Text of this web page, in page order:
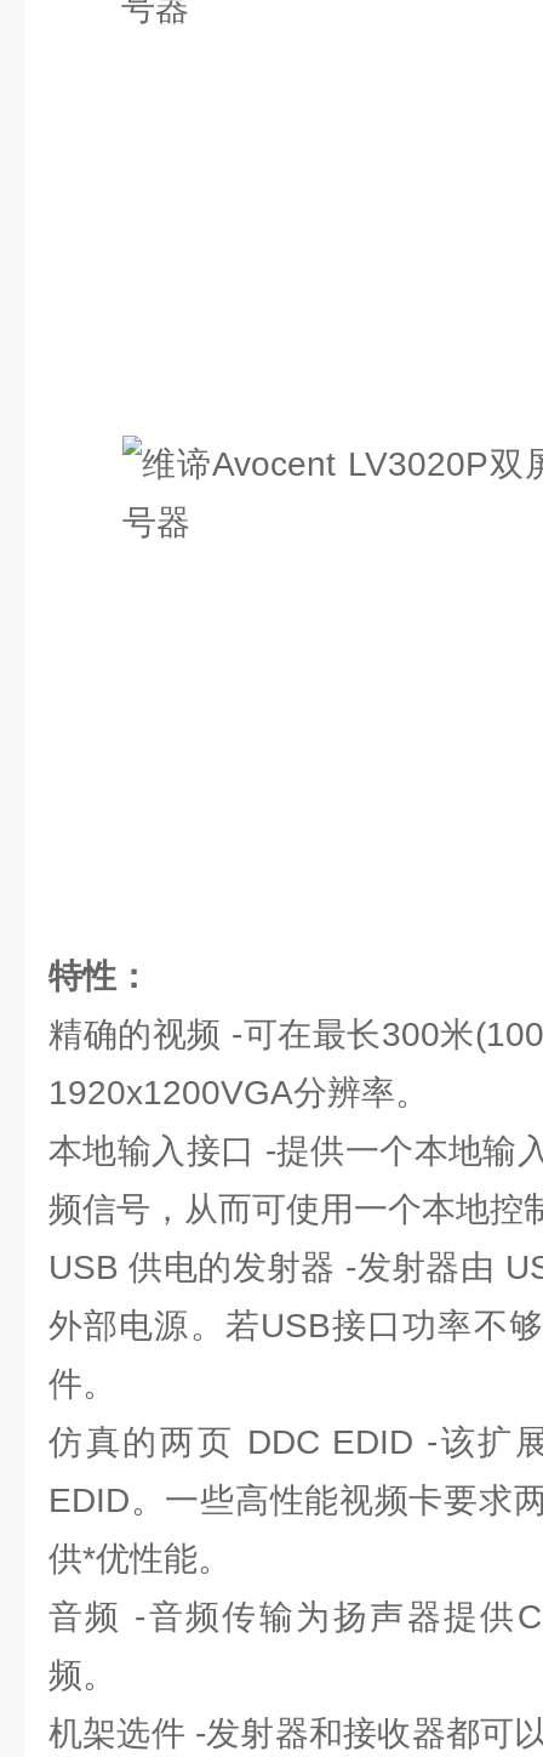
特性：
精确的视频 -可在最长300米
1920x1200VGA分辨率。
本地输入接口 -提供一个本地输
频信号，从而可使用一个本地控
USB 供电的发射器 -发射器由
外部电源。若USB接口功率不
件。
仿真的两页 DDC EDID -该扩
EDID。一些高性能视频卡要求
供*优性能。
音频 -音频传输为扬声器提供
频。
机架选件 -发射器和接收器都可